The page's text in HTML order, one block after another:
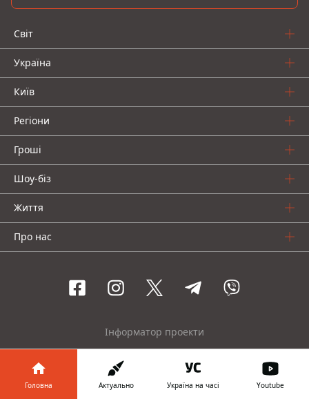
Світ
Україна
Київ
Регіони
Гроші
Шоу-біз
Життя
Про нас
Інформатор проекти
Ваші фінанси
Головна Актуально Україна на часі Youtube